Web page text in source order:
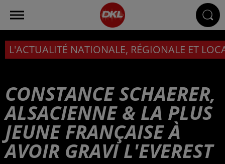
L'ACTUALITÉ NATIONALE, RÉGIONALE ET
CONSTANCE SCHAERER,
ALSACIENNE & LA PLUS
JEUNE FRANÇAISE À
AVOIR GRAVI L'EVEREST